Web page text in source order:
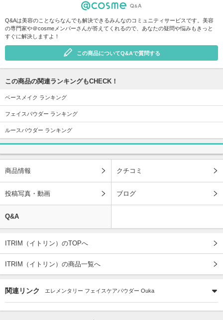
Q&Aは美容のことならなんでも解決できるみんなのコミュニティサービスです。美容
の専門家や＠cosmeメンバーさんが答えてくれるので、あなたの疑問や悩みもきっと
すぐに解決しますよ！
この商品についてQ&Aで質問する
この商品の関連ランキングもCHECK！
ベースメイク ランキング
フェイスパウダー ランキング
ルースパウダー ランキング
商品情報 クチコミ
投稿写真・動画 ブログ
Q&A
ITRIM（イトリン）のTOPへ
ITRIM（イトリン）の商品一覧へ
関連リンク エレメンタリー フェイスケアパウダー Ouka